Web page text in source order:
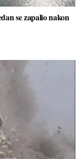
se zapalio nakon